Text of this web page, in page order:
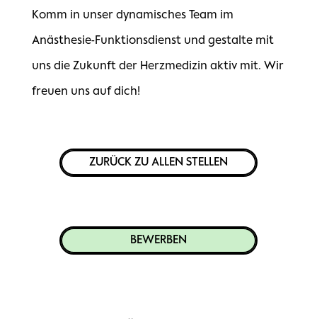
Komm in unser dynamisches Team im
Anästhesie-Funktionsdienst und gestalte mit
uns die Zukunft der Herzmedizin aktiv mit. Wir
freuen uns auf dich!
ZURÜCK ZU ALLEN STELLEN
BEWERBEN